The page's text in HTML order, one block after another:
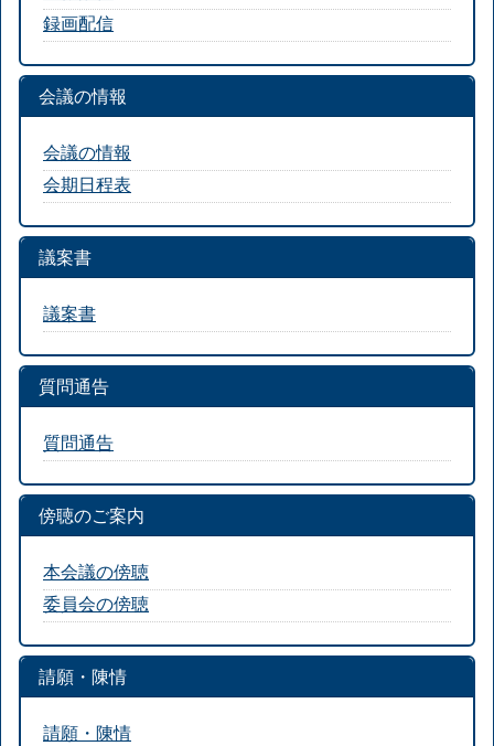
録画配信
会議の情報
会議の情報
会期日程表
議案書
議案書
質問通告
質問通告
傍聴のご案内
本会議の傍聴
委員会の傍聴
請願・陳情
請願・陳情